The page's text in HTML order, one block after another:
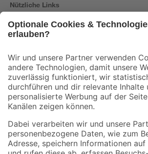
Nützliche Links
Der toom Newsletter: Keine Angebote und Aktionen
Zur Newsletter Anmeldung
Folge uns
Zahlungsarten